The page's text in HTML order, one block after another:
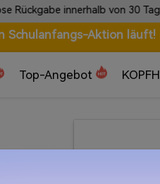
innerhalb von 30 Tagen.
Schulanfangs-Aktion läuft!
Top-Angebot